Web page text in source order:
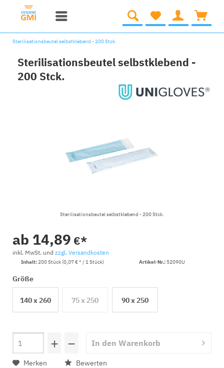
Sterilisationsbeutel selbstklebend - 200 Stck.
Sterilisationsbeutel selbstklebend -
200 Stck.
Sterilisationsbeutel selbstklebend - 200 Stck.
ab 14,89 €*
inkl. MwSt. und zzgl. Versandkosten
Inhalt:200 Stück (0,07 € * / 1 Stück) Artikel-Nr.: 52090U
Größe
140 x 260 75 x 250 90 x 250
+ − In den Warenkorb
Merken Bewerten